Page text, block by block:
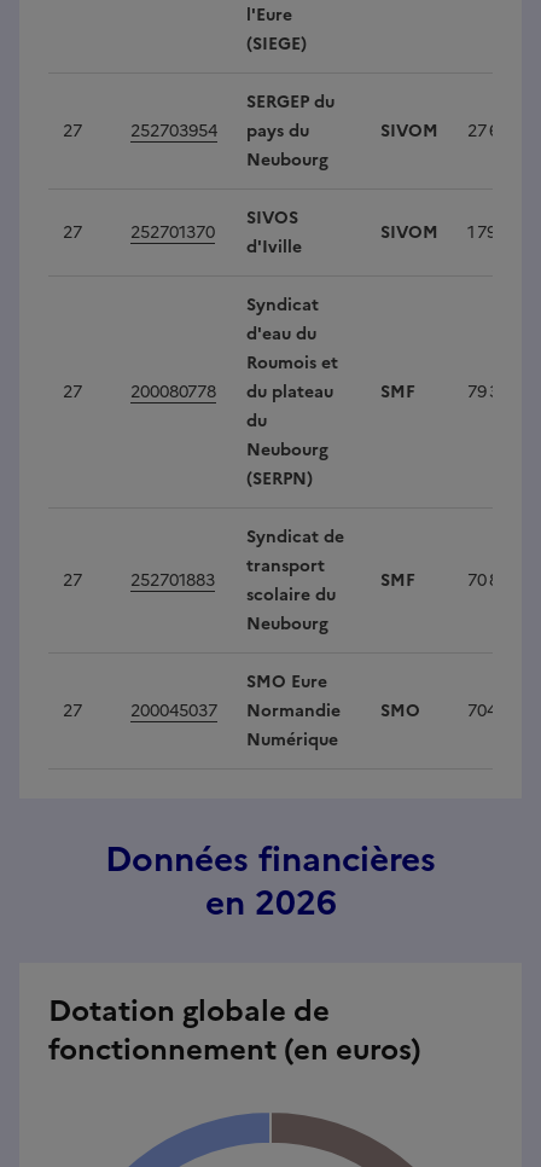
l'Eure
(SIEGE)
27 252703954
SERGEP du
pays du
Neubourg
SIVOM 27 687
27 252701370
SIVOS
d'Iville
SIVOM 1 796
27 200080778
Syndicat
d'eau du
Roumois et
du plateau
du
Neubourg
(SERPN)
SMF 79 362
27 252701883
Syndicat de
transport
scolaire du
Neubourg
SMF 70 860
27 200045037
SMO Eure
Normandie
Numérique
SMO 704 128
Données financières
en 2026
Dotation globale de
fonctionnement (en euros)